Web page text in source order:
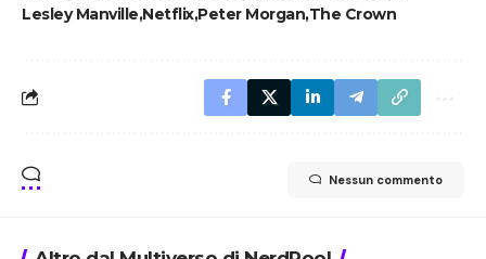
Lesley Manville NetflixPeter MorganThe Crown
Nessun commento